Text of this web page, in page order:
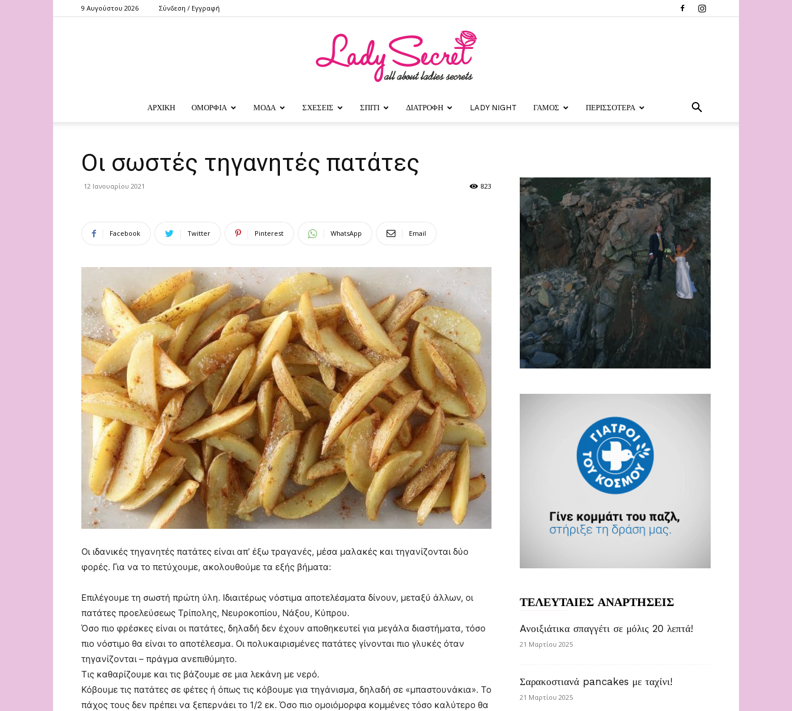
9 Αυγούστου 2026 Σύνδεση / Εγγραφή
ΑΡΧΙΚΗ ΟΜΟΡΦΙΑ ΜΟΔΑ ΣΧΕΣΕΙΣ ΣΠΙΤΙ ΔΙΑΤΡΟΦΗ LADY NIGHT ΓΑΜΟΣ ΠΕΡΙΣΣΟΤΕΡΑ
Οι σωστές τηγανητές πατάτες
12 Ιανουαρίου 2021 823
Facebook Twitter Pinterest WhatsApp Email
Οι ιδανικές τηγανητές πατάτες είναι απ’ έξω τραγανές, μέσα μαλακές και τηγανίζονται δύο
φορές. Για να το πετύχουμε, ακολουθούμε τα εξής βήματα:
Επιλέγουμε τη σωστή πρώτη ύλη. Ιδιαιτέρως νόστιμα αποτελέσματα δίνουν, μεταξύ άλλων, οι
πατάτες προελεύσεως Τρίπολης, Νευροκοπίου, Νάξου, Κύπρου.
Όσο πιο φρέσκες είναι οι πατάτες, δηλαδή δεν έχουν αποθηκευτεί για μεγάλα διαστήματα, τόσο
πιο νόστιμο θα είναι το αποτέλεσμα. Οι πολυκαιρισμένες πατάτες γίνονται πιο γλυκές όταν
τηγανίζονται – πράγμα ανεπιθύμητο.
Τις καθαρίζουμε και τις βάζουμε σε μια λεκάνη με νερό.
Κόβουμε τις πατάτες σε φέτες ή όπως τις κόβουμε για τηγάνισμα, δηλαδή σε «μπαστουνάκια». Το
πάχος τους δεν πρέπει να ξεπερνάει το 1/2 εκ. Όσο πιο ομοιόμορφα κομμένες τόσο καλύτερο θα
ΤΕΛΕΥΤΑΙΕΣ ΑΝΑΡΤΗΣΕΙΣ
Aνοιξιάτικα σπαγγέτι σε μόλις 20 λεπτά!
21 Μαρτίου 2025
Σαρακοστιανά pancakes με ταχίνι!
21 Μαρτίου 2025